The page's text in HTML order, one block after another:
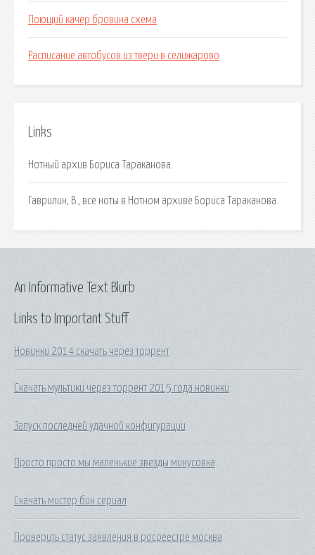
Поющий качер бровина схема
Расписание автобусов из твери в селижарово
Links
Нотный архив Бориса Тараканова.
Гаврилин, В., все ноты в Нотном архиве Бориса Тараканова.
Links to Important Stuff
Новинки 2014 скачать через торрент
Скачать мультики через торрент 2015 года новинки
Запуск последней удачной конфигурации
Просто просто мы маленькие звезды минусовка
Скачать мистер бин сериал
Проверить статус заявления в росреестре москва
An Informative Text Blurb